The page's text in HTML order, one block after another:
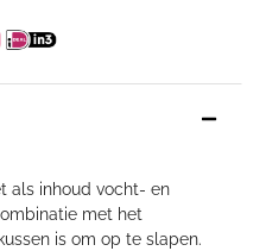
als inhoud vocht- en
met het
is om op te slapen.